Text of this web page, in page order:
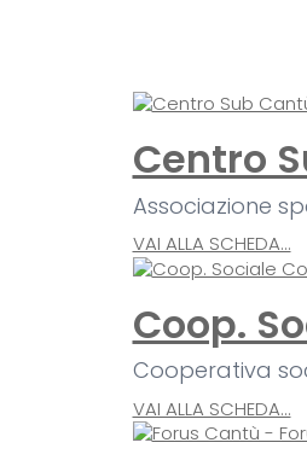
Centro
Associazione
VAI ALLA SCHEDA...
Coop.
Cooperativa
VAI ALLA SCHEDA...